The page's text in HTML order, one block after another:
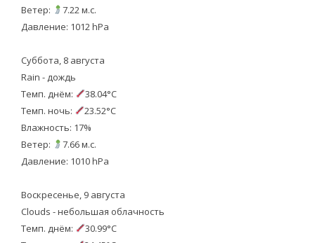
Ветер:
7.22 м.с.
Давление: 1012 hPa
Суббота, 8 августа
Rain - дождь
Темп. днём:
38.04°C
Темп. ночь:
23.52°C
Влажность: 17%
Ветер:
7.66 м.с.
Давление: 1010 hPa
Воскресенье, 9 августа
Clouds - небольшая облачность
Темп. днём:
30.99°C